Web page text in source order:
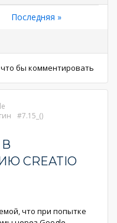
Последняя
Последняя »
что бы комментировать
7.15_()
CREATIO
что при попытке